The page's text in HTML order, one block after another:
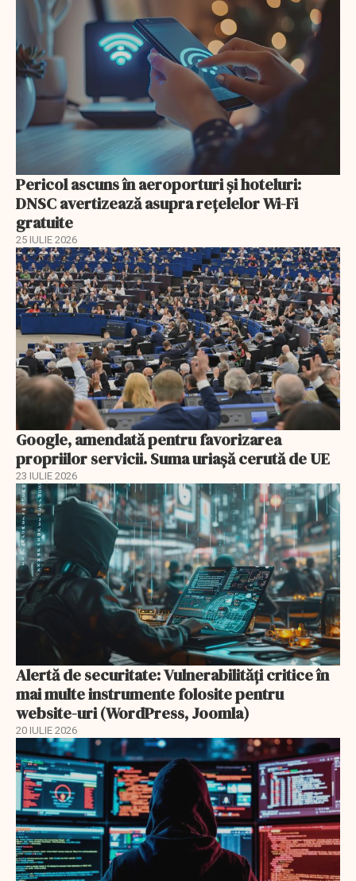
Pericol ascuns în aeroporturi și hoteluri:
DNSC avertizează asupra rețelelor Wi-Fi
gratuite
25 IULIE 2026
Google, amendată pentru favorizarea
propriilor servicii. Suma uriașă cerută de UE
23 IULIE 2026
Alertă de securitate: Vulnerabilități critice în
mai multe instrumente folosite pentru
website-uri (WordPress, Joomla)
20 IULIE 2026